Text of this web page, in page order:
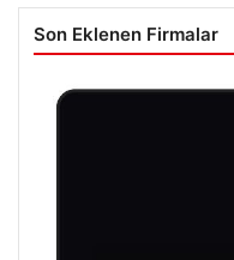
Son Eklenen Firmalar